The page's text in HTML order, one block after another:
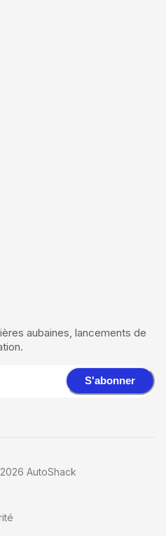
aubaines, lancements de
S'abonner
AutoShack